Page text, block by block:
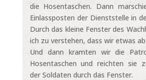
die Hosentaschen. Dann
Einlassposten der Dienststelle in
Durch das kleine Fenster des
ich zu verstehen, dass wir etwas
Und dann kramten wir die
Hosentaschen und reichten sie
der Soldaten durch das Fenster.